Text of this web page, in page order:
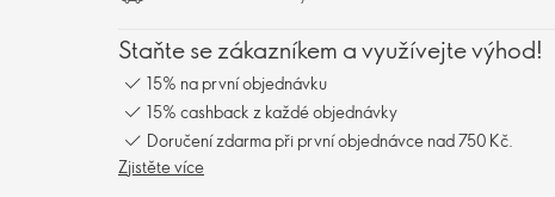
Staňte se zákazníkem a využívejte výhod!
15% na první objednávku
15% cashback z každé objednávky
Doručení zdarma při první objednávce nad 750 Kč.
Zjistěte více